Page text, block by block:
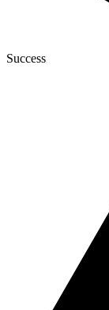
Success